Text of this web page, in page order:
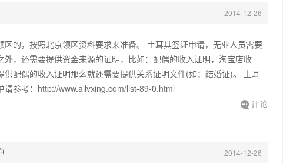
2014-12-26
区的，按照北京领区资料要求来准备。 土耳其签证申请，无业人员需要
外，还需要提供资金来源的证明，比如：配偶的收入证明，淘宝店收
供配偶的收入证明那么就还需要提供关系证明文件(如：结婚证)。 土耳
请参考：http://www.ailvxing.com/list-89-0.html
 评论
2014-12-26